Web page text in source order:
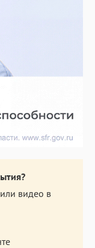
видео в